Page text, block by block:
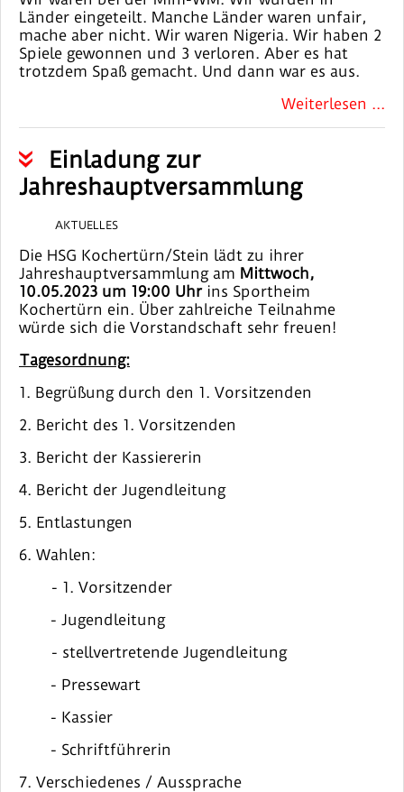
Länder eingeteilt. Manche Länder waren unfair,
mache aber nicht. Wir waren Nigeria. Wir haben 2
Spiele gewonnen und 3 verloren. Aber es hat
trotzdem Spaß gemacht. Und dann war es aus.
Weiterlesen ...
Einladung zur
Jahreshauptversammlung
AKTUELLES
Die HSG Kochertürn/Stein lädt zu ihrer
Jahreshauptversammlung am Mittwoch,
10.05.2023 um 19:00 Uhrins Sportheim
Kochertürn ein. Über zahlreiche Teilnahme
würde sich die Vorstandschaft sehr freuen!
Tagesordnung:
1. Begrüßung durch den 1. Vorsitzenden
2. Bericht des 1. Vorsitzenden
3. Bericht der Kassiererin
4. Bericht der Jugendleitung
5. Entlastungen
6. Wahlen:
- 1. Vorsitzender
- Jugendleitung
- stellvertretende Jugendleitung
- Pressewart
- Kassier
- Schriftführerin
7. Verschiedenes / Aussprache